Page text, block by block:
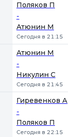
Поляков П
-
Атюнин М
Сегодня в 21:15
Атюнин М
-
Никулин С
Сегодня в 21:45
Гиревенков А
-
Поляков П
Сегодня в 22:15